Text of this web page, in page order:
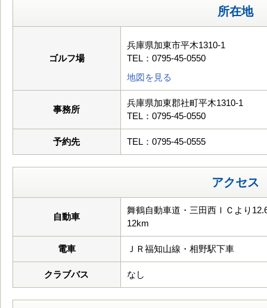
所在地
ゴルフ場
兵庫県加東市平木1310-1
TEL：0795-45-0550
地図を見る
事務所
兵庫県加東郡社町平木1310-1
TEL：0795-45-0550
予約先 TEL：0795-45-0555
アクセス
自動車
舞鶴自動車道・三田西ＩＣより
12km
電車 ＪＲ福知山線・相野駅下車
クラブバス なし